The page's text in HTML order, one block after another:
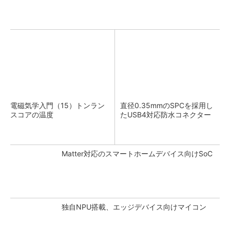
電磁気学入門（15）トンラン
スコアの温度
直径0.35mmのSPCを採用し
たUSB4対応防水コネクター
Matter対応のスマートホームデバイス向けSoC
独自NPU搭載、エッジデバイス向けマイコン